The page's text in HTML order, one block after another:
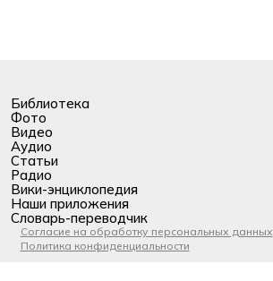
Библиотека
Фото
Видео
Аудио
Статьи
Радио
Вики-энциклопедия
Наши приложения
Словарь-переводчик
Согласие на обработку персональных данных
Политика конфиденциальности